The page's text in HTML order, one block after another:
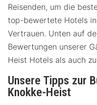
Reisenden, um die
top-bewertete Hotels
Vertrauen. Unten auf
Bewertungen unserer
Heist Hotels als auch
Unsere Tipps zur
Knokke-Heist